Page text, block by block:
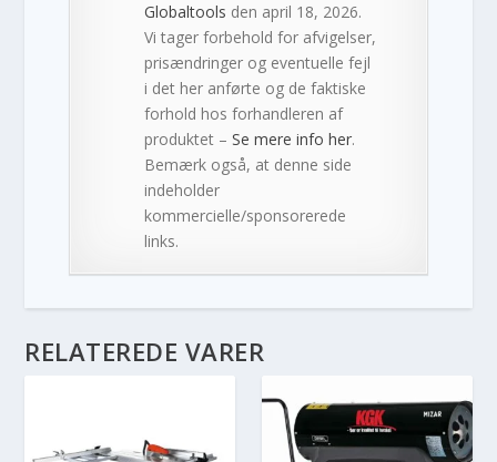
Globaltools den april 18, 2026.
Vi tager forbehold for afvigelser,
prisændringer og eventuelle fejl
i det her anførte og de faktiske
forhold hos forhandleren af
produktet –Se mere info her.
Bemærk også, at denne side
indeholder
kommercielle/sponsorerede
links.
RELATEREDE VARER